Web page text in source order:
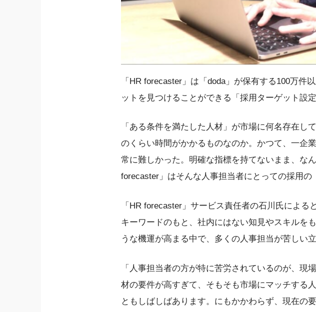
「HR forecaster」は「doda」が保有する100万
ットを見つけることができる「採用ターゲット設
「ある条件を満たした人材」が市場に何名存在
のくらい時間がかかるものなのか。かつて、一企
常に難しかった。明確な指標を持てないまま、な
forecaster」はそんな人事担当者にとっての採用の
「HR forecaster」サービス責任者の石川氏によ
キーワードのもと、社内にはない知見やスキルを
うな機運が高まる中で、多くの人事担当が苦しい
「人事担当者の方が特に苦労されているのが、現
材の要件が高すぎて、そもそも市場にマッチする
ともしばしばあります。にもかかわらず、現在の